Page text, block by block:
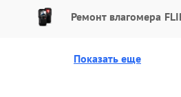
60 мин
100 мин
Ремонт влагомера
Показать еще